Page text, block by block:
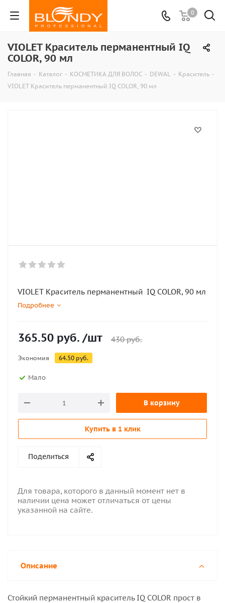
0
VIOLET Краситель перманентный IQ
COLOR, 90 мл
Главная - Каталог - КОСМЕТИКА ДЛЯ ВОЛОС - DEWAL - Краситель -
VIOLET Краситель перманентный IQ COLOR, 90 мл
VIOLET Краситель перманентный IQ COLOR, 90 мл
Подробнее
365.50 руб. /шт 430руб.
Экономия 64.50 руб.
Мало
В корзину
Купить в 1 клик
Поделиться
Для товара, которого в данный момент нет в
наличии цена может отличаться от цены
указанной на сайте.
Описание
Стойкий перманентный краситель IQ COLOR прост в